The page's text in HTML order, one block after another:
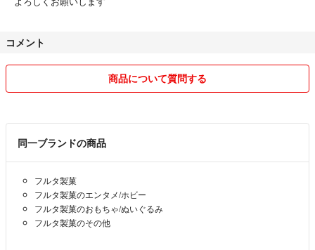
コメント
商品について質問する
同一ブランドの商品
フルタ製菓
フルタ製菓のエンタメ/ホビー
フルタ製菓のおもちゃ/ぬいぐるみ
フルタ製菓のその他